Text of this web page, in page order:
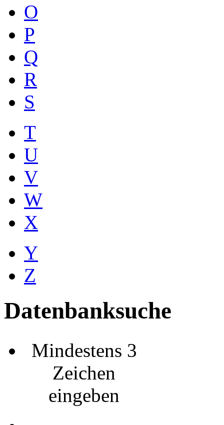
O
P
Q
R
S
T
U
V
W
X
Y
Z
Datenbanksuche
Mindestens 3
Zeichen
eingeben